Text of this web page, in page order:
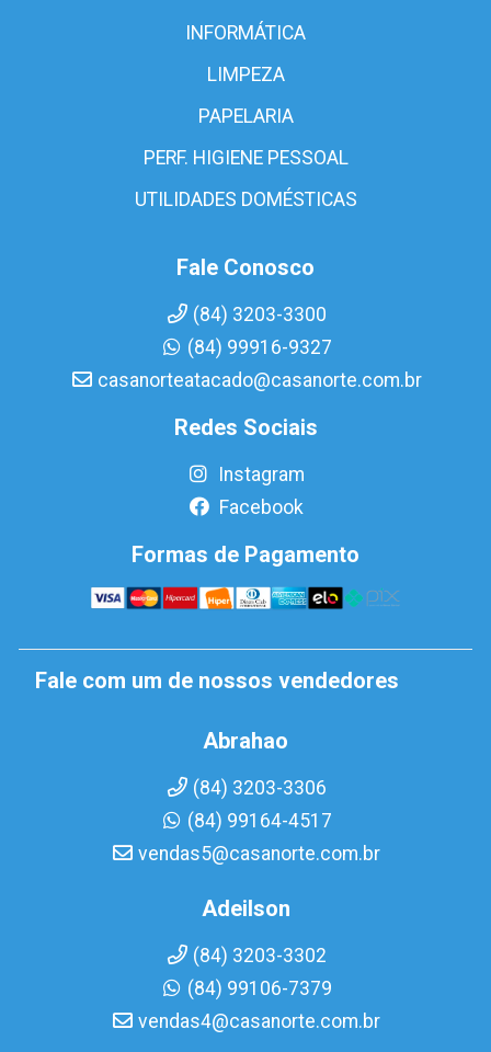
INFORMÁTICA
LIMPEZA
PAPELARIA
PERF. HIGIENE PESSOAL
UTILIDADES DOMÉSTICAS
Fale Conosco
(84) 3203-3300
(84) 99916-9327
casanorteatacado@casanorte.com.br
Redes Sociais
Instagram
Facebook
Formas de Pagamento
Fale com um de nossos vendedores
Abrahao
(84) 3203-3306
(84) 99164-4517
vendas5@casanorte.com.br
Adeilson
(84) 3203-3302
(84) 99106-7379
vendas4@casanorte.com.br